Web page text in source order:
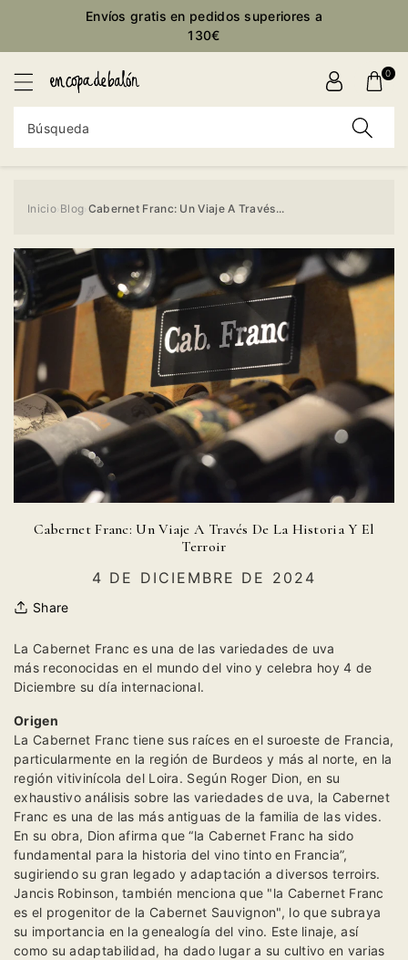
Envíos gratis en pedidos superiores a
130€
Búsqueda
0
Inicio› Blog Cabernet Franc: Un Viaje A Través...
Cabernet Franc: Un Viaje A Través De La Historia Y El
Terroir
4 DE DICIEMBRE DE 2024
Share
La Cabernet Franc es una de las variedades de uva
más reconocidas en el mundo del vino y celebra hoy 4 de
Diciembre su día internacional.
Origen
La Cabernet Franc tiene sus raíces en el suroeste de Francia,
particularmente en la región de Burdeos y más al norte, en la
región vitivinícola del Loira. Según Roger Dion, en su
exhaustivo análisis sobre las variedades de uva, la Cabernet
Franc es una de las más antiguas de la familia de las vides.
En su obra, Dion afirma que “la Cabernet Franc ha sido
fundamental para la historia del vino tinto en Francia”,
sugiriendo su gran legado y adaptación a diversos terroirs.
Jancis Robinson, también menciona que "la Cabernet Franc
es el progenitor de la Cabernet Sauvignon", lo que subraya
su importancia en la genealogía del vino. Este linaje, así
como su adaptabilidad, ha dado lugar a su cultivo en varias